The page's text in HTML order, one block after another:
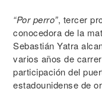
“Por perro”, tercer
conocedora de la
Sebastián Yatra
varios años de
participación del
estadounidense de